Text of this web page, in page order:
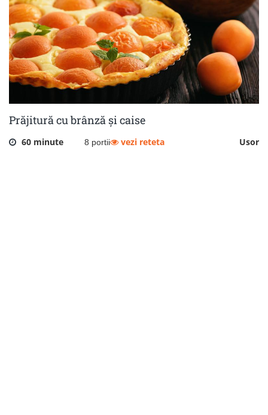
Prăjitură cu brânză și caise
60 minute 8 portii Usor
vezi reteta